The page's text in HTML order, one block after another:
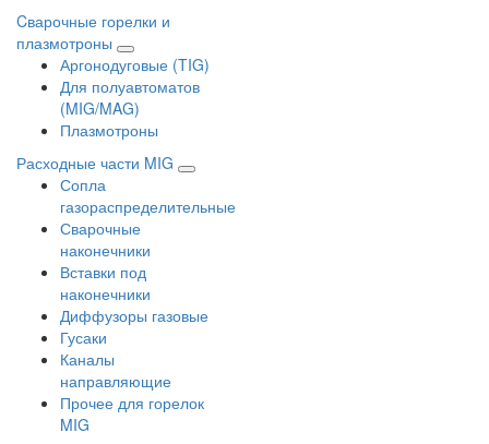
Cварочные горелки и
плазмотроны
Аргонодуговые (TIG)
Для полуавтоматов
(MIG/MAG)
Плазмотроны
Расходные части MIG
Сопла
газораспределительные
Сварочные
наконечники
Вставки под
наконечники
Диффузоры газовые
Гусаки
Каналы
направляющие
Прочее для горелок
MIG